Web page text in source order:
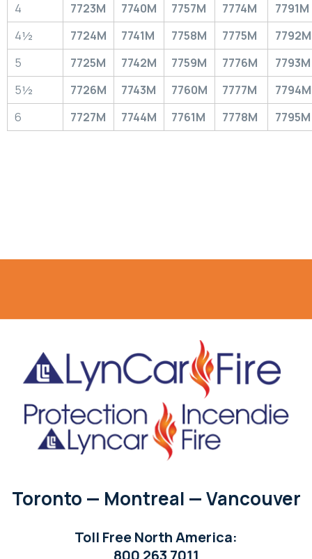
4
7723M 7740M 7757M 7774M
7791M
4½
7724M 7741M 7758M 7775M
7792M
5
7725M 7742M 7759M 7776M
7793M
5½
7726M 7743M 7760M 7777M
7794M
6
7727M 7744M 7761M 7778M 7795M
Toronto — Montreal — Vancouver
Toll Free North America:
800 263 7011